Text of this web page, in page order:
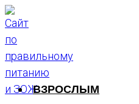
Перейти
к
содержимому
ВЗРОСЛЫМ